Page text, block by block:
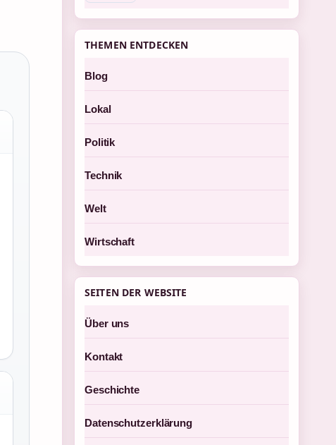
THEMEN ENTDECKEN
Blog
Lokal
Politik
Technik
Welt
Wirtschaft
SEITEN DER WEBSITE
Über uns
Kontakt
Geschichte
Datenschutzerklärung